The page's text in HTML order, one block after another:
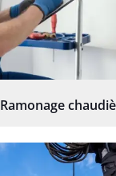
Ramonage